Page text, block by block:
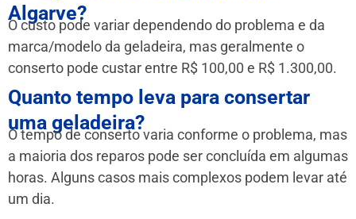
Algarve?
O custo pode variar dependendo do problema e da
marca/modelo da geladeira, mas geralmente o
conserto pode custar entre R$ 100,00 e R$ 1.300,00.
Quanto tempo leva para consertar
uma geladeira?
O tempo de conserto varia conforme o problema, mas
a maioria dos reparos pode ser concluída em algumas
horas. Alguns casos mais complexos podem levar até
um dia.